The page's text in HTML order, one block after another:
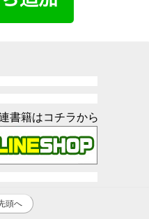
書籍はコチラから
頭へ